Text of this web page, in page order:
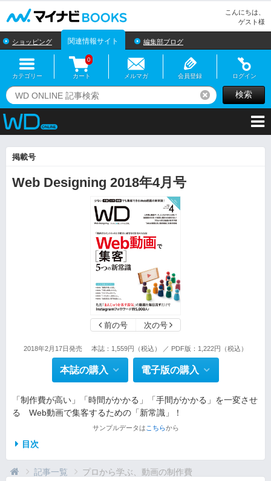
こんにちは、
ゲスト様
ショッピング 関連情報サイト 編集部ブログ
カテゴリー カート
0
メルマガ 会員登録 ログイン
リセット検索
掲載号
Web Designing 2018年4月号
前の号 次の号
2018年2月17日発売 本誌：1,559円（税込） ／ PDF版：1,222円（税込）
本誌の購入 電子版の購入
「制作費が高い」「時間がかかる」「手間がかかる」を一変させ
る Web動画で集客するための「新常識」！
サンプルデータは こちらから
目次
記事一覧 プロから学ぶ、動画の制作費